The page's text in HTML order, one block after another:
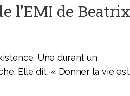
l’EMI de Beatrix
Une durant un
Elle dit, « Donner la vie est